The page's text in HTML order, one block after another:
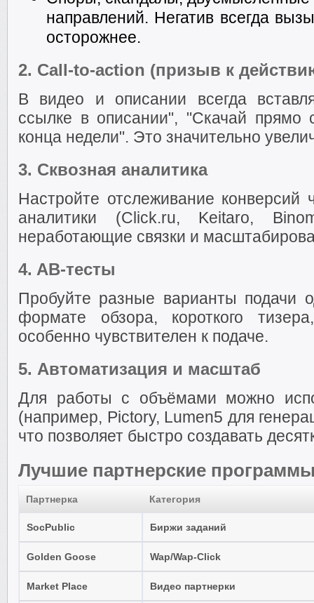
направлений. Негатив всегда
осторожнее.
2. Call-to-action (призыв к
В видео и описании всегда
ссылке в описании", "Скачай прямо
конца недели". Это значительно
3. Сквозная аналитика
Настройте отслеживание конверсий
аналитики (Click.ru, Keitaro,
неработающие связки и
4. AB-тесты
Пробуйте разные варианты подачи
формате обзора, короткого
особенно чувствителен к подаче.
5. Автоматизация и масштаб
Для работы с объёмами можно
(например, Pictory, Lumen5 для
что позволяет быстро создавать
Лучшие партнерские
Партнерка Категория
SocPublic Биржи заданий
Golden Goose Wap/Wap-Click
Market Place Видео партнерки